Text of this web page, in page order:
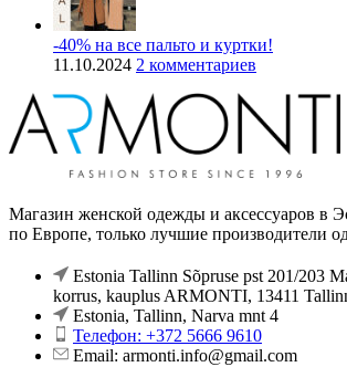
-40% на все пальто и куртки!
11.10.2024 2 комментариев
Магазин женской одежды и аксессуаров в
по Европе, только лучшие производители
Estonia Tallinn Sõpruse pst 201/203
korrus, kauplus ARMONTI, 13411
Estonia, Tallinn, Narva mnt 4
Телефон: +372 5666 9610
Email: armonti.info@gmail.com